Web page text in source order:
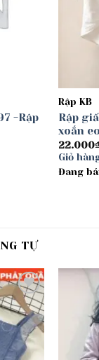
-Rập
Rập KB
Rập
xoắn eo
22.000₫
Giỏ
Đang
TỰ
Add to
wishlist